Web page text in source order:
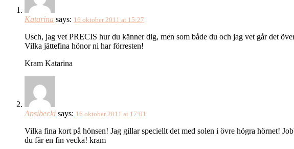
Katarina says: 16 oktober 2011 at 15:27
Usch, jag vet PRECIS hur du känner dig, men som både du och jag vet går det
Vilka jättefina hönor ni har förresten!
Kram Katarina
Ansibecki says: 16 oktober 2011 at 17:01
Vilka fina kort på hönsen! Jag gillar speciellt det med solen i övre högra hörnet!
du får en fin vecka! kram